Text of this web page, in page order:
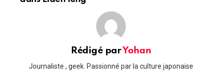
Rédigé parYohan
Journaliste , geek. Passionné par la culture japonaise